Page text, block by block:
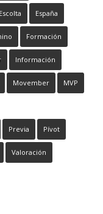
Escolta España
Formación
Información
Movember MVP
Previa Pívot
Valoración